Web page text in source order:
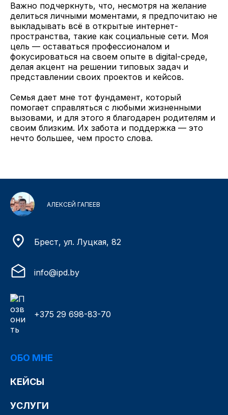
Важно подчеркнуть, что, несмотря на желание
делиться личными моментами, я предпочитаю не
выкладывать всё в открытые интернет-
пространства, такие как социальные сети. Моя
цель — оставаться профессионалом и
фокусироваться на своем опыте в digital-среде,
делая акцент на решении типовых задач и
представлении своих проектов и кейсов.
Семья дает мне тот фундамент, который
помогает справляться с любыми жизненными
вызовами, и для этого я благодарен родителям и
своим близким. Их забота и поддержка — это
нечто большее, чем просто слова.
АЛЕКСЕЙ ГАПЕЕВ
Брест, ул. Луцкая, 82
info@ipd.by
+375 29 698-83-70
ОБО МНЕ
КЕЙСЫ
УСЛУГИ